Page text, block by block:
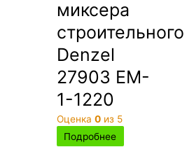
миксера
строительного
Denzel
27903 EM-
1-1220
Оценка0 из 5
Подробнее